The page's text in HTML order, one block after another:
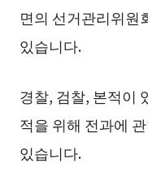
면의 선거관리위원
있습니다.
경찰, 검찰, 본적이
적을 위해 전과에
있습니다.